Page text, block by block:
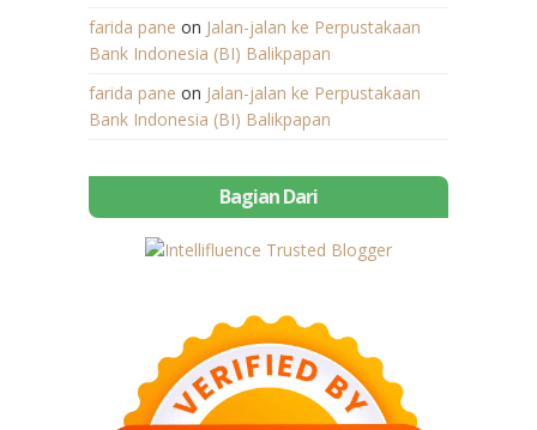
farida pane on Jalan-jalan ke Perpustakaan
Bank Indonesia (BI) Balikpapan
farida pane on Jalan-jalan ke Perpustakaan
Bank Indonesia (BI) Balikpapan
Bagian Dari